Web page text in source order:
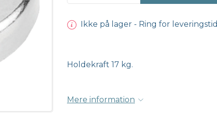
Ikke på lager - Ring for leveringstid
Holdekraft 17 kg.
Mere information